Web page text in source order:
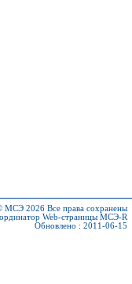
© МСЭ 2026 Все права сохранены
Web-страницы МСЭ-R
Обновлено : 2011-06-15